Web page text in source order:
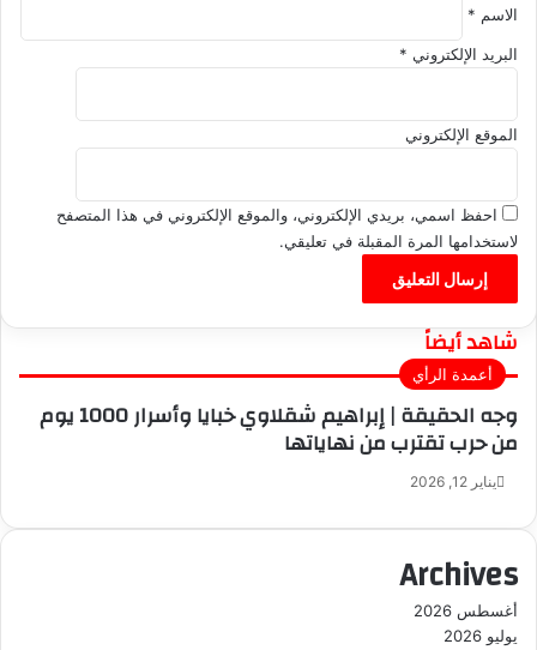
الاسم *
البريد الإلكتروني *
الموقع الإلكتروني
احفظ اسمي، بريدي الإلكتروني، والموقع الإلكتروني في هذا المتصفح
لاستخدامها المرة المقبلة في تعليقي.
شاهد أيضاً
إ
ل
ا
أعمدة الرأي
وجه الحقيقة | إبراهيم شقلاوي خبايا وأسرار 1000 يوم
من حرب تقترب من نهاياتها
يناير 12, 2026
Archives
أغسطس 2026
يوليو 2026